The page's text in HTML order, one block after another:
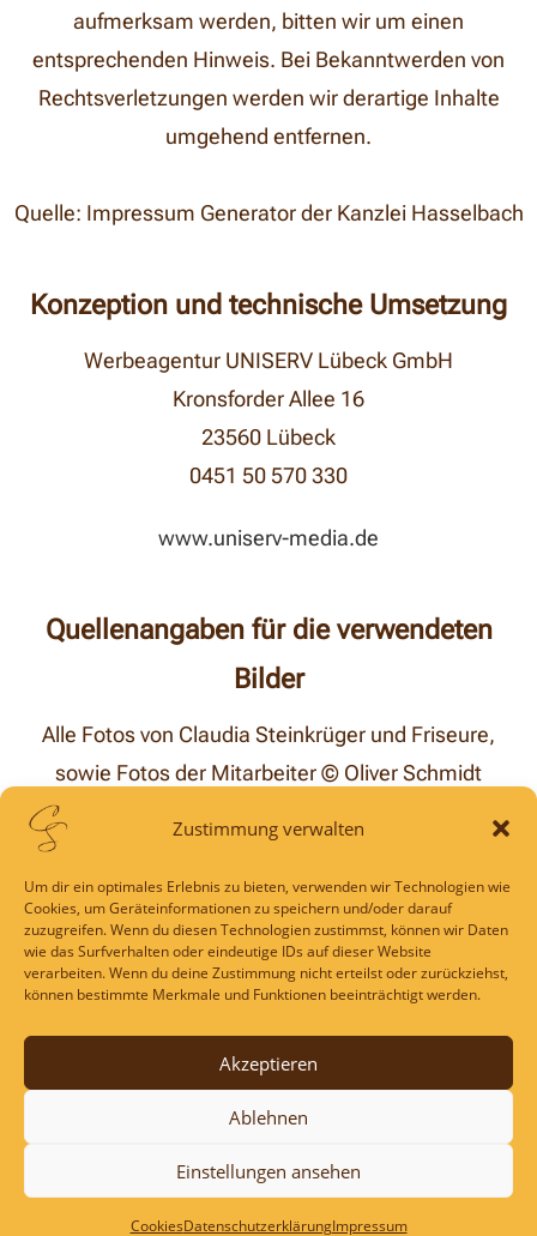
Zustimmung verwalten
Um dir ein optimales Erlebnis zu bieten, verwenden wir Technologien wie
Cookies, um Geräteinformationen zu speichern und/oder darauf
zuzugreifen. Wenn du diesen Technologien zustimmst, können wir Daten
wie das Surfverhalten oder eindeutige IDs auf dieser Website
verarbeiten. Wenn du deine Zustimmung nicht erteilst oder zurückziehst,
können bestimmte Merkmale und Funktionen beeinträchtigt werden.
Akzeptieren
Ablehnen
Einstellungen ansehen
CookiesDatenschutzerklärungImpressum
aufmerksam werden, bitten wir um einen
entsprechenden Hinweis. Bei Bekanntwerden von
Rechtsverletzungen werden wir derartige Inhalte
umgehend entfernen.
Quelle: Impressum Generator der Kanzlei Hasselbach
Konzeption und technische Umsetzung
Werbeagentur UNISERV Lübeck GmbH
Kronsforder Allee 16
23560 Lübeck
0451 50 570 330
www.uniserv-media.de
Quellenangaben für die verwendeten
Bilder
Alle Fotos von Claudia Steinkrüger und Friseure,
sowie Fotos der Mitarbeiter © Oliver Schmidt
Zurück zur Startseite
Claudia Steinkrüger
Berliner Straße 6
23627 Groß Grönau
Tel: 04509 – 12 64